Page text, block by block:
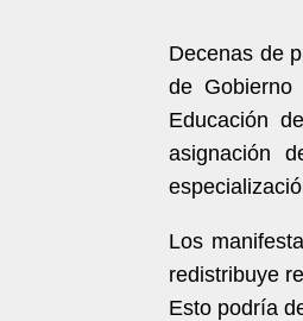
Decenas de
de Gobierno
Educación
asignación
Los
redistribuye
Esto podría